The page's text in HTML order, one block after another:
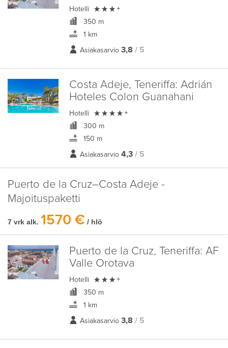
Hotelli  +
350 m
1 km
Asiakasarvio 3,8 / 5
Costa Adeje, Teneriffa: Adrián
Hoteles Colon Guanahani
Hotelli  +
300 m
150 m
Asiakasarvio 4,3 / 5
Puerto de la Cruz–Costa Adeje -
Majoituspaketti
7 vrk alk. 1570 € / hlö
Puerto de la Cruz, Teneriffa: AF
Valle Orotava
Hotelli  +
350 m
1 km
Asiakasarvio 3,8 / 5